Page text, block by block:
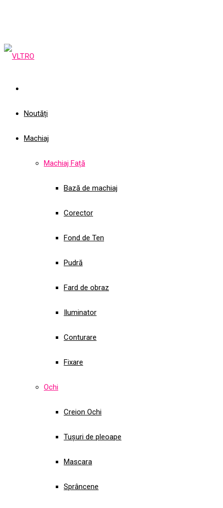
Noutăți
Machiaj
Machiaj Față
Bază de machiaj
Corector
Fond de Ten
Pudră
Fard de obraz
Iluminator
Conturare
Fixare
Ochi
Creion Ochi
Tușuri de pleoape
Mascara
Sprâncene